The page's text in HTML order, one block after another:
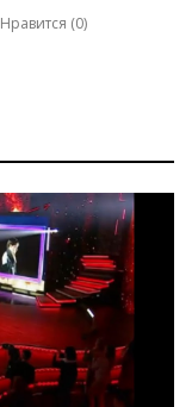
Нравится (0)